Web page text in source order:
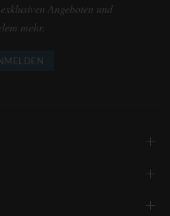
Angeboten und
mehr.